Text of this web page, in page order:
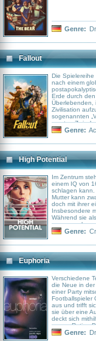
Genre:
Fallout
Die
nach einem
Erde durch
Überlebenden,
Zivilisation
sogenannten
ernsten
Behausung zu
Genre:
High Potential
Im Zentrum
einem IQ von
schlagen kann.
Mutter kann
doch mit ihrer
Insbesondere
Während sie
versorgen
Polizei
heuert
Lösung von
bald zugeben,
bilden.
Genre:
Euphoria
Verschiedene
die Neue in der
einer Party
Footballspieler
aus und trifft
sie über eine
deckt sich
neuen Ration
gerade erst
Genre: